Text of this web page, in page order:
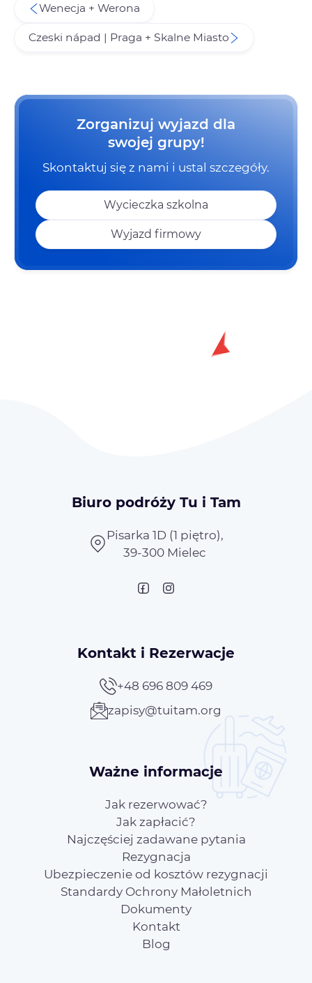
Wenecja + Werona
Czeski nápad | Praga + Skalne Miasto
Zorganizuj wyjazd dla
swojej grupy!
Skontaktuj się z nami i ustal szczegóły.
Wycieczka szkolna
Wyjazd firmowy
Biuro podróży Tu i Tam
Pisarka 1D (1 piętro),
39-300 Mielec
Kontakt i Rezerwacje
+48 696 809 469
zapisy@tuitam.org
Ważne informacje
Jak rezerwować?
Jak zapłacić?
Najczęściej zadawane pytania
Rezygnacja
Ubezpieczenie od kosztów rezygnacji
Standardy Ochrony Małoletnich
Dokumenty
Kontakt
Blog